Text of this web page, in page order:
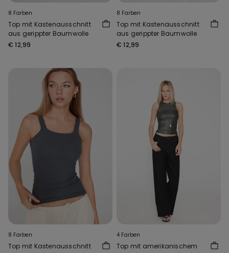
8 Farben
Top mit Kastenausschnitt
aus gerippter Baumwolle
€ 12,99
8 Farben
Top mit Kastenausschnitt
aus gerippter Baumwolle
€ 12,99
8 Farben
Top mit Kastenausschnitt
4 Farben
Top mit amerikanischem